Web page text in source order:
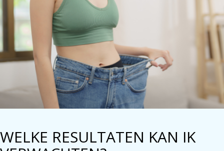
WELKE RESULTATEN KAN IK